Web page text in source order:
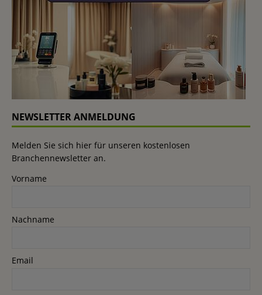
NEWSLETTER ANMELDUNG
Melden Sie sich hier für unseren kostenlosen
Branchennewsletter an.
Vorname
Nachname
Email